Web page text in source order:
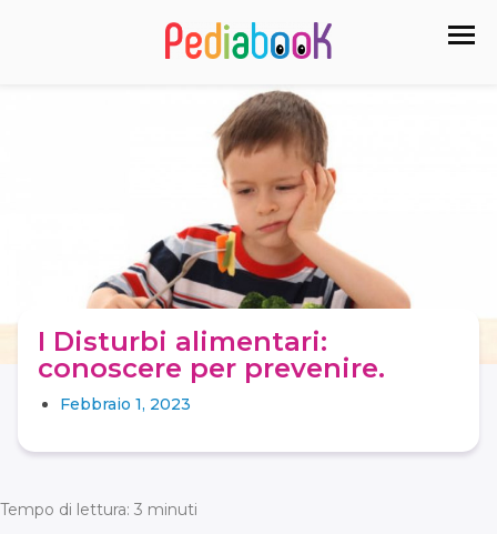
I Disturbi alimentari:
conoscere per prevenire.
Febbraio 1, 2023
Tempo di lettura: 3 minuti